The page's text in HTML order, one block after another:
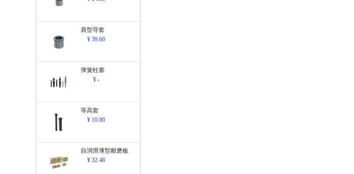
肩型导套
¥ 39.60
弹簧柱塞
¥ -
等高套
¥ 10.00
自润滑薄型耐磨板
¥ 32.48